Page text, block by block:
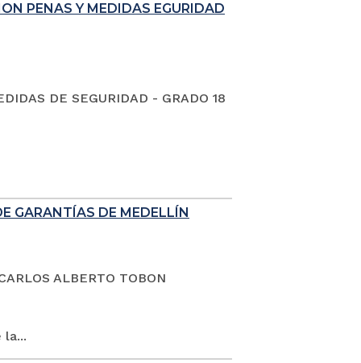
PENAS Y MEDIDAS EGURIDAD
DE SEGURIDAD - GRADO 18
GARANTÍAS DE MEDELLÍN
ALBERTO TOBON
la...